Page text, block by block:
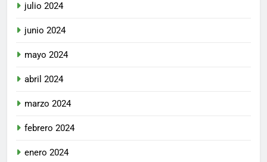
julio 2024
junio 2024
mayo 2024
abril 2024
marzo 2024
febrero 2024
enero 2024